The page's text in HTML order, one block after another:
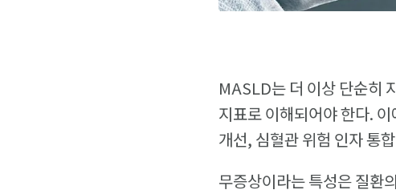
MASLD는 더 이상 단순히
지표로 이해되어야 한다.
개선, 심혈관 위험 인자 통
무증상이라는 특성은 질환